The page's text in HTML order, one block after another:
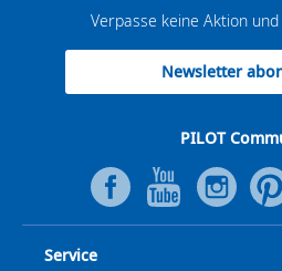
Verpasse keine Aktion
Newsletter
PILOT
Service